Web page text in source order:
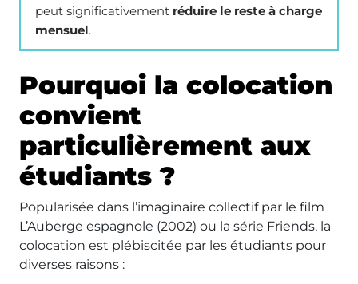
peut significativement réduire le reste à charge
mensuel.
Pourquoi la colocation
convient
particulièrement aux
étudiants ?
Popularisée dans l’imaginaire collectif par le film
L’Auberge espagnole (2002) ou la série Friends, la
colocation est plébiscitée par les étudiants pour
diverses raisons :